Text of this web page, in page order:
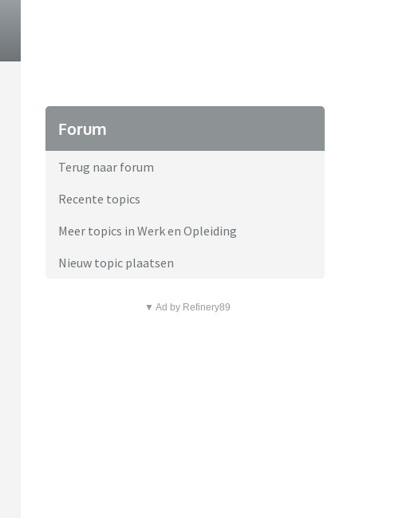
Forum
Terug naar forum
Recente topics
Meer topics in Werk en Opleiding
Nieuw topic plaatsen
▼ Ad by Refinery89